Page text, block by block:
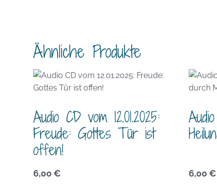
Ähnliche Produkte
Audio CD vom 12.01.2025:
Freude: Gottes Tür ist
offen!
6,00 € 6,00 €